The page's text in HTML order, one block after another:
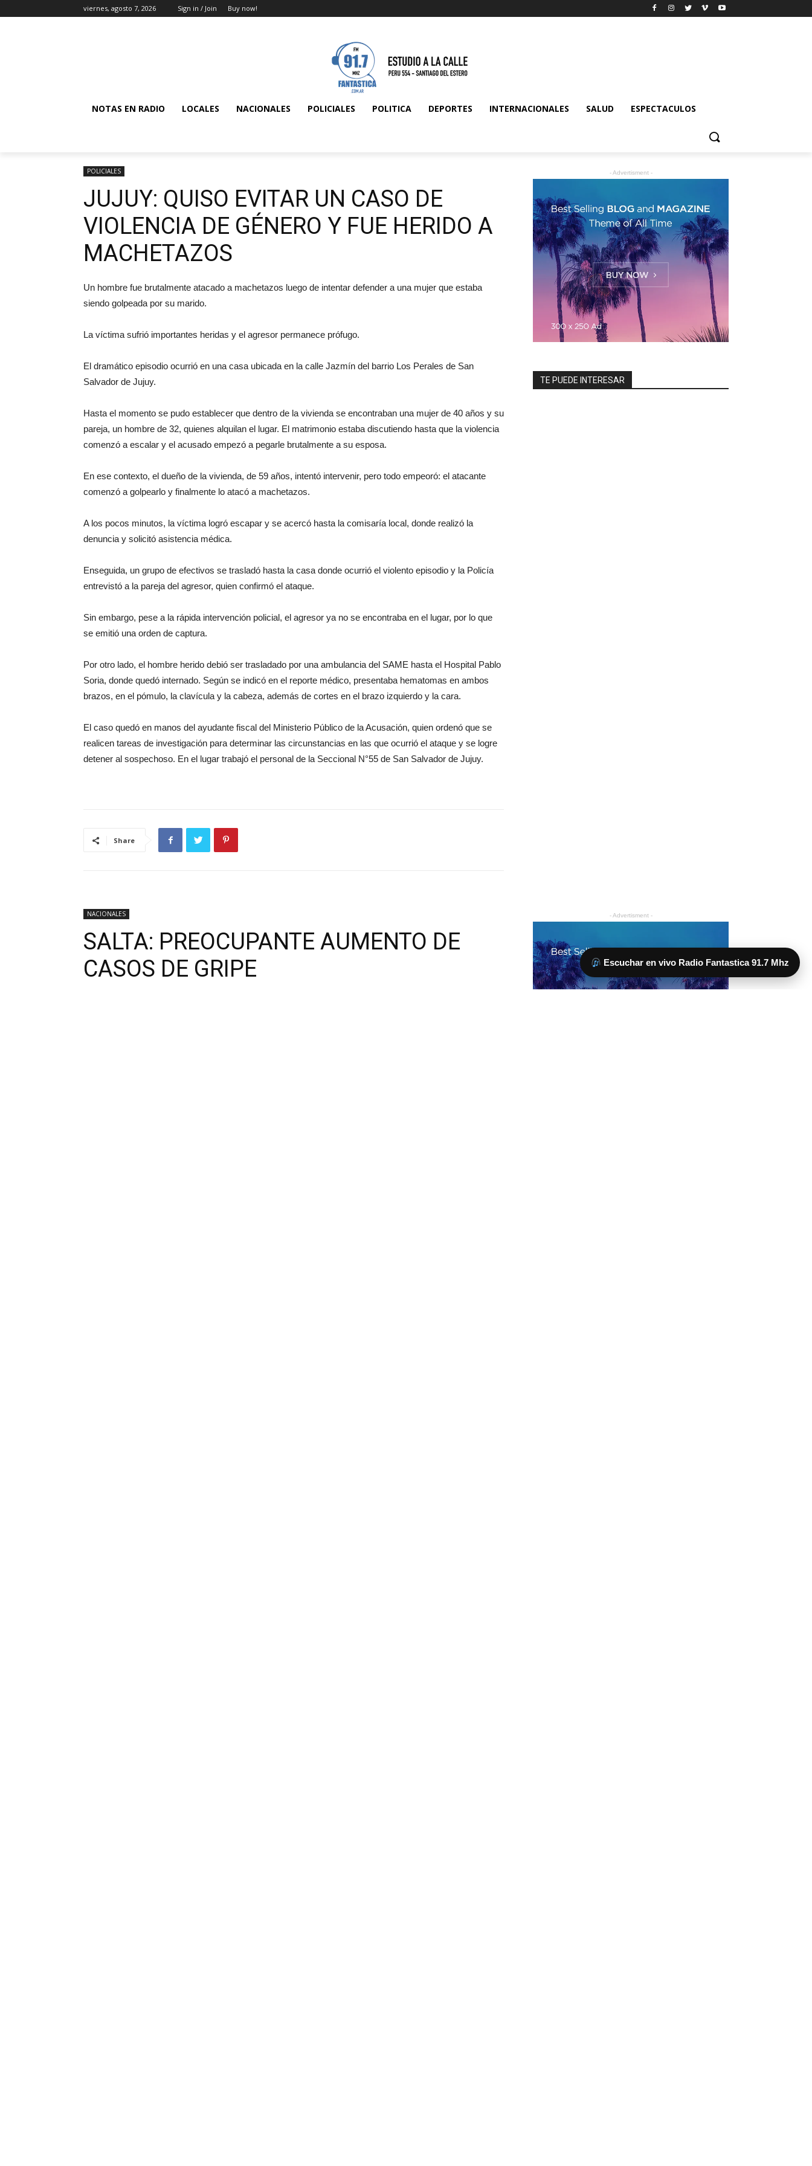
Escuchar en vivo Radio Fantastica 91.7 Mhz
viernes, agosto 7, 2026 Sign in / Join Buy now!
NOTAS EN RADIO LOCALES NACIONALES POLICIALES POLITICA DEPORTES INTERNACIONALES SALUD ESPECTACULOS
POLICIALES
JUJUY: QUISO EVITAR UN CASO DE
VIOLENCIA DE GÉNERO Y FUE HERIDO A
MACHETAZOS
Un hombre fue brutalmente atacado a machetazos luego de intentar defender a una mujer que estaba
siendo golpeada por su marido.
La víctima sufrió importantes heridas y el agresor permanece prófugo.
El dramático episodio ocurrió en una casa ubicada en la calle Jazmín del barrio Los Perales de San
Salvador de Jujuy.
Hasta el momento se pudo establecer que dentro de la vivienda se encontraban una mujer de 40 años y su
pareja, un hombre de 32, quienes alquilan el lugar. El matrimonio estaba discutiendo hasta que la violencia
comenzó a escalar y el acusado empezó a pegarle brutalmente a su esposa.
En ese contexto, el dueño de la vivienda, de 59 años, intentó intervenir, pero todo empeoró: el atacante
comenzó a golpearlo y finalmente lo atacó a machetazos.
A los pocos minutos, la víctima logró escapar y se acercó hasta la comisaría local, donde realizó la
denuncia y solicitó asistencia médica.
Enseguida, un grupo de efectivos se trasladó hasta la casa donde ocurrió el violento episodio y la Policía
entrevistó a la pareja del agresor, quien confirmó el ataque.
Sin embargo, pese a la rápida intervención policial, el agresor ya no se encontraba en el lugar, por lo que
se emitió una orden de captura.
Por otro lado, el hombre herido debió ser trasladado por una ambulancia del SAME hasta el Hospital Pablo
Soria, donde quedó internado. Según se indicó en el reporte médico, presentaba hematomas en ambos
brazos, en el pómulo, la clavícula y la cabeza, además de cortes en el brazo izquierdo y la cara.
El caso quedó en manos del ayudante fiscal del Ministerio Público de la Acusación, quien ordenó que se
realicen tareas de investigación para determinar las circunstancias en las que ocurrió el ataque y se logre
detener al sospechoso. En el lugar trabajó el personal de la Seccional N°55 de San Salvador de Jujuy.
Share
- Advertisment -
TE PUEDE INTERESAR